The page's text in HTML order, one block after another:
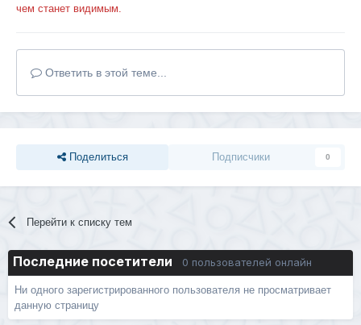
чем станет видимым.
Ответить в этой теме...
Поделиться Подписчики 0
Перейти к списку тем
Последние посетители 0 пользователей онлайн
Ни одного зарегистрированного пользователя не просматривает
данную страницу